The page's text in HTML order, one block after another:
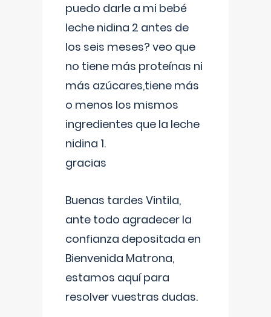
puedo darle a mi bebé
leche nidina 2 antes de
los seis meses? veo que
no tiene más proteínas ni
más azúcares,tiene más
o menos los mismos
ingredientes que la leche
nidina 1.
gracias
Buenas tardes Vintila,
ante todo agradecer la
confianza depositada en
Bienvenida Matrona,
estamos aquí para
resolver vuestras dudas.